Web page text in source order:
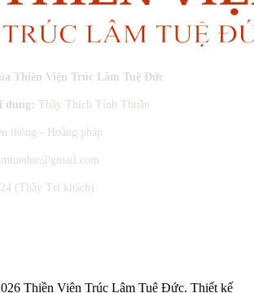
Thiền Viện Trúc Lâm Tuệ Đức
dung: Thầy Thích Tỉnh Thuần
thông - Hoằng pháp
(Thầy Tri khách)
Thiền Viện Trúc Lâm Tuệ Đức. Thiết kế